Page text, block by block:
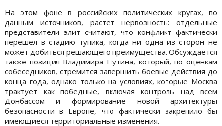
На этом фоне в российских политических кругах, по
данным источников, растет нервозность: отдельные
представители элит считают, что конфликт фактически
перешел в стадию тупика, когда ни одна из сторон не
может добиться решающего преимущества. Обсуждается
также позиция Владимира Путина, который, по оценкам
собеседников, стремится завершить боевые действия до
конца года, однако только на условиях, которые Москва
трактует как победные, включая контроль над всем
Донбассом и формирование новой архитектуры
безопасности в Европе, что фактически закрепило бы
имеющиеся территориальные изменения.